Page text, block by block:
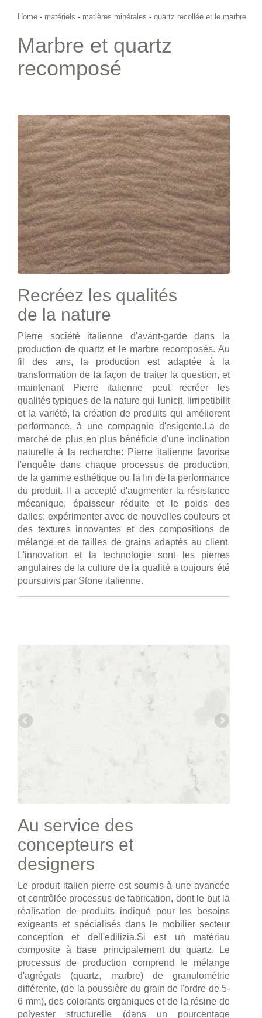
Home - matériels - matières minérales - quartz recollée et le marbre
Marbre et quartz
recomposé
Recréez les qualités
de la nature
Pierre société italienne d'avant-garde dans la
production de quartz et le marbre recomposés. Au
fil des ans, la production est adaptée à la
transformation de la façon de traiter la question, et
maintenant Pierre italienne peut recréer les
qualités typiques de la nature qui lunicit, lirripetibilit
et la variété, la création de produits qui améliorent
performance, à une compagnie d'esigente.La de
marché de plus en plus bénéficie d'une inclination
naturelle à la recherche: Pierre italienne favorise
l'enquête dans chaque processus de production,
de la gamme esthétique ou la fin de la performance
du produit. Il a accepté d'augmenter la résistance
mécanique, épaisseur réduite et le poids des
dalles; expérimenter avec de nouvelles couleurs et
des textures innovantes et des compositions de
mélange et de tailles de grains adaptés au client.
L'innovation et la technologie sont les pierres
angulaires de la culture de la qualité a toujours été
poursuivis par Stone italienne.
Au service des
concepteurs et
designers
Le produit italien pierre est soumis à une avancée
et contrôlée processus de fabrication, dont le but la
réalisation de produits indiqué pour les besoins
exigeants et spécialisés dans le mobilier secteur
conception et dell'edilizia.Si est un matériau
composite à base principalement du quartz. Le
processus de production comprend le mélange
d'agrégats (quartz, marbre) de granulométrie
différente, (de la poussière du grain de l'ordre de 5-
6 mm), des colorants organiques et de la résine de
polyester structurelle (dans un pourcentage